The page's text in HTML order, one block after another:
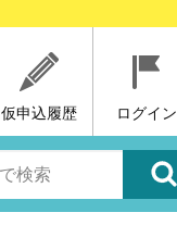
仮申込履歴 ログイン